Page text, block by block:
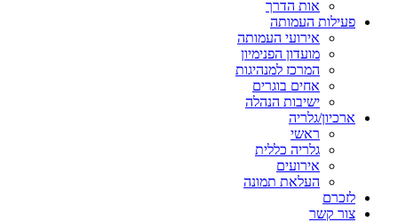
אות הדרך
פעילות העמותה
אירועי העמותה
מועדון הפנימיון
המרכז למנהיגות
אחים בוגרים
ישיבות הנהלה
ארכיון/גלריה
ראשי
גלריה כללית
אירועים
העלאת תמונה
לזכרם
צור קשר